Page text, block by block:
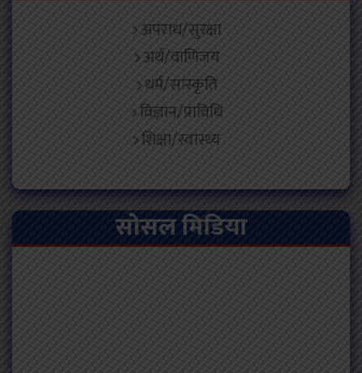
अपराध/सुरक्षा
अर्थ/वाणिजय
धर्म/सांस्कृति
विज्ञान/प्राविधि
शिक्षा/स्वास्थ्य
सोसल मिडिया